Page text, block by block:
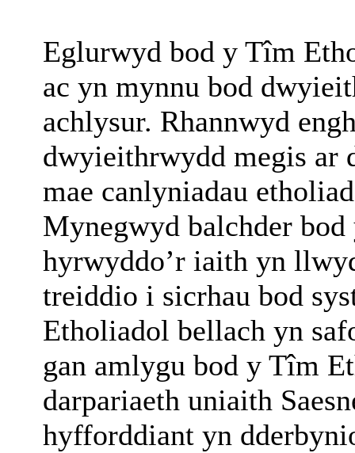
Eglurwyd bod y Tîm
ac yn mynnu bod
achlysur. Rhannwyd
dwyieithrwydd megis ar
mae canlyniadau
Mynegwyd balchder
hyrwyddo’r iaith yn
treiddio i sicrhau bod
Etholiadol bellach yn
gan amlygu bod y Tîm
darpariaeth uniaith
hyfforddiant yn